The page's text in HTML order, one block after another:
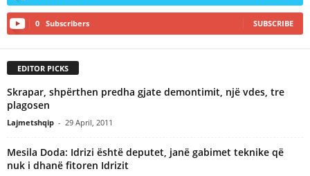
0 Subscribers SUBSCRIBE
EDITOR PICKS
Skrapar, shpërthen predha gjate demontimit, një vdes, tre
plagosen
Lajmetshqip - 29 April, 2011
Mesila Doda: Idrizi është deputet, janë gabimet teknike që
nuk i dhanë fitoren Idrizit